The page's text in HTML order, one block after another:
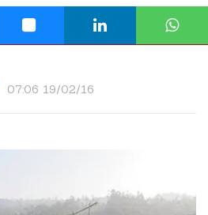
07:06 19/02/16